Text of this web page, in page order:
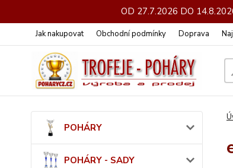
OD 27.7.2026 DO
Jak nakupovat Obchodní podmínky Doprava
POHÁRY
POHÁRY - SADY